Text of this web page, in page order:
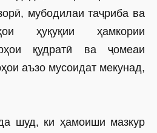
мубодилаи таҷриба ва
ҳуқуқии ҳамкории
қудратӣ ва ҷомеаи
аъзо мусоидат мекунад,
шуд, ки ҳамоиши мазкур